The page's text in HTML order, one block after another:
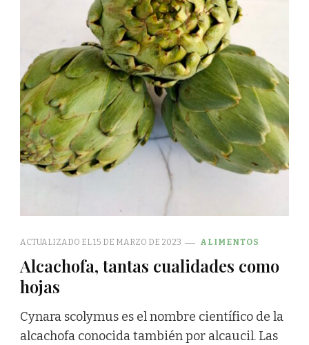
ACTUALIZADO EL15 DE MARZO DE 2023 ALIMENTOS
Alcachofa, tantas cualidades como
hojas
Cynara scolymus es el nombre científico de la
alcachofa conocida también por alcaucil. Las